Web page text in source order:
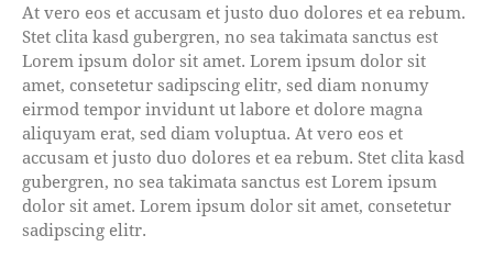
At vero eos et accusam et justo duo dolores et ea rebum.
Stet clita kasd gubergren, no sea takimata sanctus est
Lorem ipsum dolor sit amet. Lorem ipsum dolor sit
amet, consetetur sadipscing elitr, sed diam nonumy
eirmod tempor invidunt ut labore et dolore magna
aliquyam erat, sed diam voluptua. At vero eos et
accusam et justo duo dolores et ea rebum. Stet clita kasd
gubergren, no sea takimata sanctus est Lorem ipsum
dolor sit amet. Lorem ipsum dolor sit amet, consetetur
sadipscing elitr.